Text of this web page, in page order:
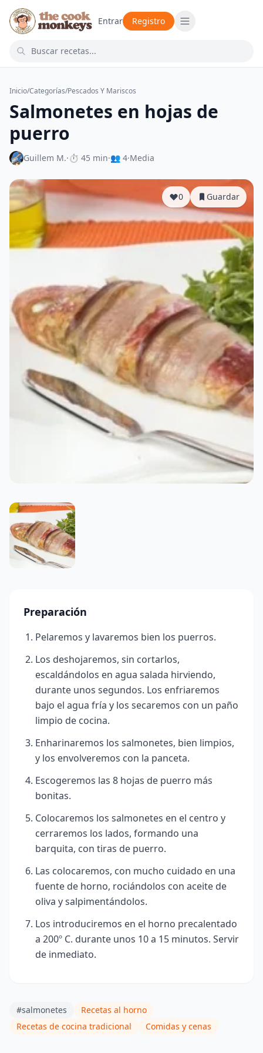
Entrar Registro
Inicio/Categorías/Pescados Y Mariscos
Salmonetes en hojas de
puerro
Guillem M.·⏱ 45 min·👥 4·Media
0 Guardar
Preparación
Pelaremos y lavaremos bien los puerros.
Los deshojaremos, sin cortarlos,
escaldándolos en agua salada hirviendo,
durante unos segundos. Los enfriaremos
bajo el agua fría y los secaremos con un paño
limpio de cocina.
Enharinaremos los salmonetes, bien limpios,
y los envolveremos con la panceta.
Escogeremos las 8 hojas de puerro más
bonitas.
Colocaremos los salmonetes en el centro y
cerraremos los lados, formando una
barquita, con tiras de puerro.
Las colocaremos, con mucho cuidado en una
fuente de horno, rociándolos con aceite de
oliva y salpimentándolos.
Los introduciremos en el horno precalentado
a 200º C. durante unos 10 a 15 minutos. Servir
de inmediato.
#salmonetes
Recetas al horno
Recetas de cocina tradicional
Comidas y cenas